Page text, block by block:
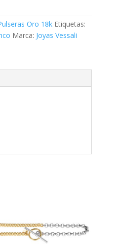
Oro 18k Etiquetas:
Marca: Joyas Vessali